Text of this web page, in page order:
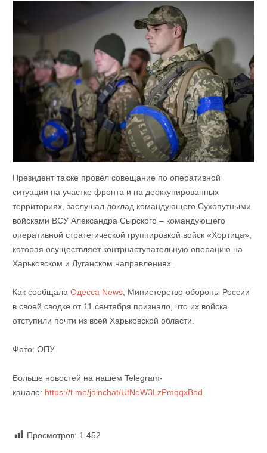
Президент также провёл совещание по оперативной
ситуации на участке фронта и на деоккупированных
территориях, заслушал доклад командующего Сухопутными
войсками ВСУ Александра Сырского – командующего
оперативной стратегической группировкой войск «Хортица»,
которая осуществляет контрнаступательную операцию на
Харьковском и Луганском направлениях.
Как сообщала Одесса News, Министерство обороны России
в своей сводке от 11 сентября признало, что их войска
отступили почти из всей Харьковской области.
Фото: ОПУ
Больше новостей на нашем Telegram-
канале: https://t.me/joinchat/UtNeW3LzPmqqxBod
Просмотров: 1 452